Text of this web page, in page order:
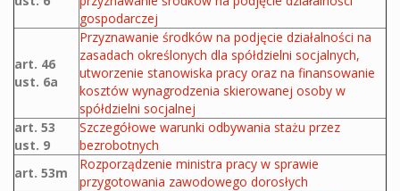
gospodarczej
art. 46
ust. 6a
Przyznawanie środków na podjęcie działalności na
zasadach określonych dla spółdzielni socjalnych,
utworzenie stanowiska pracy oraz na finansowanie
kosztów wynagrodzenia skierowanej osoby w
spółdzielni socjalnej
art. 53
ust. 9
Szczegółowe warunki odbywania stażu przez
bezrobotnych
art. 53m
Rozporządzenie ministra pracy w sprawie
przygotowania zawodowego dorosłych